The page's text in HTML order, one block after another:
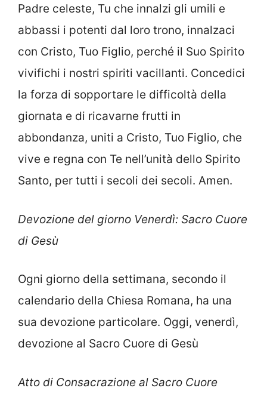
Padre celeste, Tu che innalzi gli umili e
abbassi i potenti dal loro trono, innalzaci
con Cristo, Tuo Figlio, perché il Suo Spirito
vivifichi i nostri spiriti vacillanti. Concedici
la forza di sopportare le difficoltà della
giornata e di ricavarne frutti in
abbondanza, uniti a Cristo, Tuo Figlio, che
vive e regna con Te nell’unità dello Spirito
Santo, per tutti i secoli dei secoli. Amen.
Devozione del giorno Venerdì: Sacro Cuore
di Gesù
Ogni giorno della settimana, secondo il
calendario della Chiesa Romana, ha una
sua devozione particolare. Oggi, venerdì,
devozione al Sacro Cuore di Gesù
Atto di Consacrazione al Sacro Cuore